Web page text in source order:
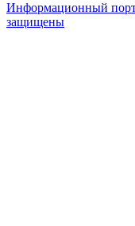
Информационный
защищены